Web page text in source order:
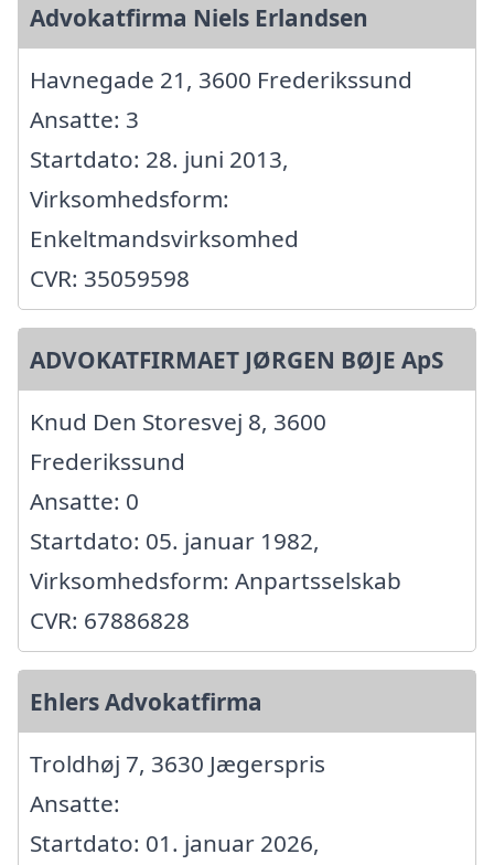
Advokatfirma Niels Erlandsen
Havnegade 21, 3600 Frederikssund
Ansatte: 3
Startdato: 28. juni 2013,
Virksomhedsform:
Enkeltmandsvirksomhed
CVR: 35059598
ADVOKATFIRMAET JØRGEN BØJE ApS
Knud Den Storesvej 8, 3600
Frederikssund
Ansatte: 0
Startdato: 05. januar 1982,
Virksomhedsform: Anpartsselskab
CVR: 67886828
Ehlers Advokatfirma
Troldhøj 7, 3630 Jægerspris
Ansatte:
Startdato: 01. januar 2026,